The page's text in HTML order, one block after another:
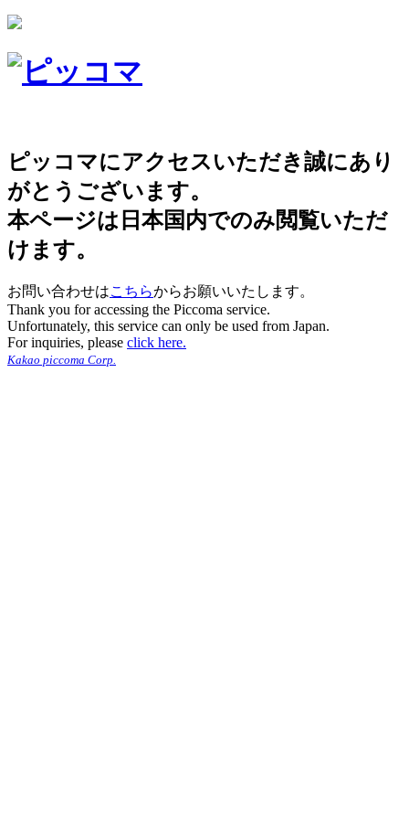
ピッコマにアクセスいただき誠にあり
がとうございます。
本ページは日本国内でのみ閲覧いただ
けます。
お問い合わせはこちらからお願いいたします。
Thank you for accessing the Piccoma service.
Unfortunately, this service can only be used from Japan.
For inquiries, please click here.
Kakao piccoma Corp.